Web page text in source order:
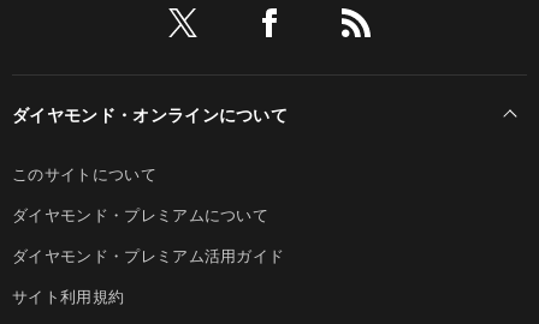
ダイヤモンド・オンラインについて
このサイトについて
ダイヤモンド・プレミアムについて
ダイヤモンド・プレミアム活用ガイド
サイト利用規約